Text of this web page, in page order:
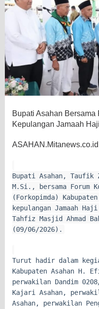
Bupati Asahan Bersama
Kepulangan Jamaah
ASAHAN.Mitanews.co.id
Bupati Asahan,
M.Si., bersama Forum
(Forkopimda) Kabupaten
kepulangan Jamaah
Tahfiz Masjid Ahmad
(09/06/2026).
Turut hadir dalam
Kabupaten Asahan H.
perwakilan Dandim
Kajari Asahan,
Asahan, perwakilan